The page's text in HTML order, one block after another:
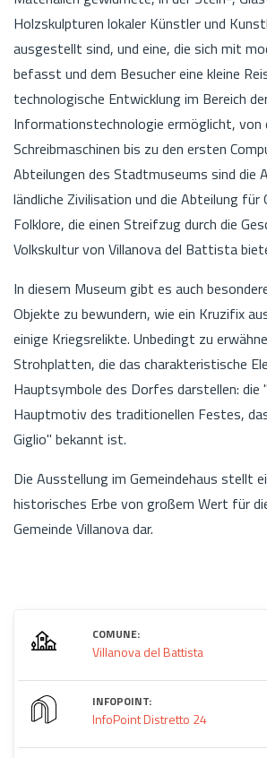
Holzskulpturen lokaler Künstler und
ausgestellt sind, und eine, die sich mit
befasst und dem Besucher eine kleine
technologische Entwicklung im Bereich
Informationstechnologie ermöglicht, von
Schreibmaschinen bis zu den ersten
Abteilungen des Stadtmuseums sind die
ländliche Zivilisation und die Abteilung für
Folklore, die einen Streifzug durch die
Volkskultur von Villanova del Battista
In diesem Museum gibt es auch
Objekte zu bewundern, wie ein Kruzifix
einige Kriegsrelikte. Unbedingt zu
Strohplatten, die das charakteristische
Hauptsymbole des Dorfes darstellen: die
Hauptmotiv des traditionellen Festes,
Giglio" bekannt ist.
Die Ausstellung im Gemeindehaus stellt
historisches Erbe von großem Wert für
Gemeinde Villanova dar.
COMUNE:
Villanova del Battista
INFOPOINT:
InfoPoint Distretto 24